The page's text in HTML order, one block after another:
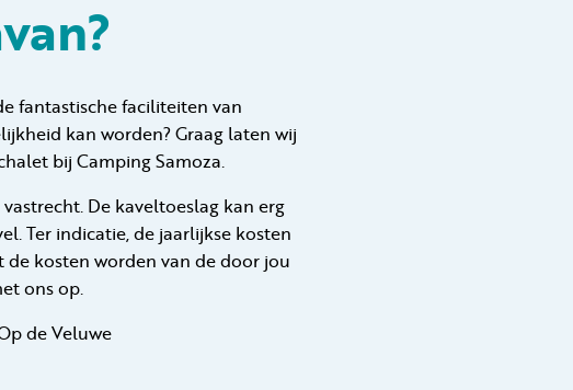
fantastische faciliteiten van
kan worden? Graag laten wij
bij Camping Samoza.
De kaveltoeslag kan erg
Ter indicatie, de jaarlijkse kosten
kosten worden van de door jou
ons op.
de Veluwe